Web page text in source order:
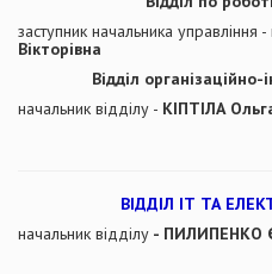
заступник начальника управління
Вікторівна
Відділ
начальник відділу - КІПТІЛА
ВІДДІЛ ІТ ТА
начальник відділу - ПИЛИПЕНКО